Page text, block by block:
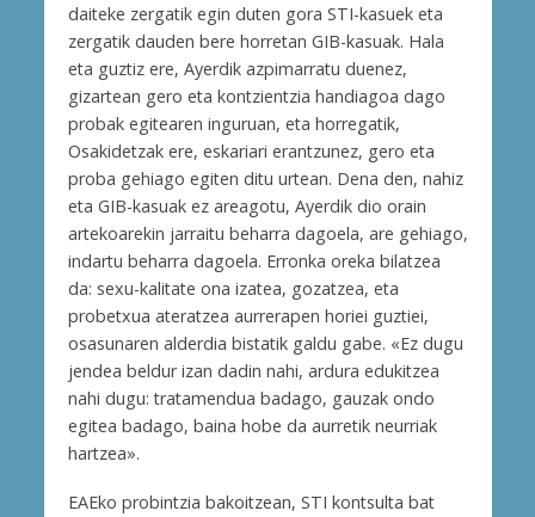
daiteke zergatik egin duten gora STI-kasuek eta
zergatik dauden bere horretan GIB-kasuak. Hala
eta guztiz ere, Ayerdik azpimarratu duenez,
gizartean gero eta kontzientzia handiagoa dago
probak egitearen inguruan, eta horregatik,
Osakidetzak ere, eskariari erantzunez, gero eta
proba gehiago egiten ditu urtean. Dena den, nahiz
eta GIB-kasuak ez areagotu, Ayerdik dio orain
artekoarekin jarraitu beharra dagoela, are gehiago,
indartu beharra dagoela. Erronka oreka bilatzea
da: sexu-kalitate ona izatea, gozatzea, eta
probetxua ateratzea aurrerapen horiei guztiei,
osasunaren alderdia bistatik galdu gabe. «Ez dugu
jendea beldur izan dadin nahi, ardura edukitzea
nahi dugu: tratamendua badago, gauzak ondo
egitea badago, baina hobe da aurretik neurriak
hartzea».
EAEko probintzia bakoitzean, STI kontsulta bat